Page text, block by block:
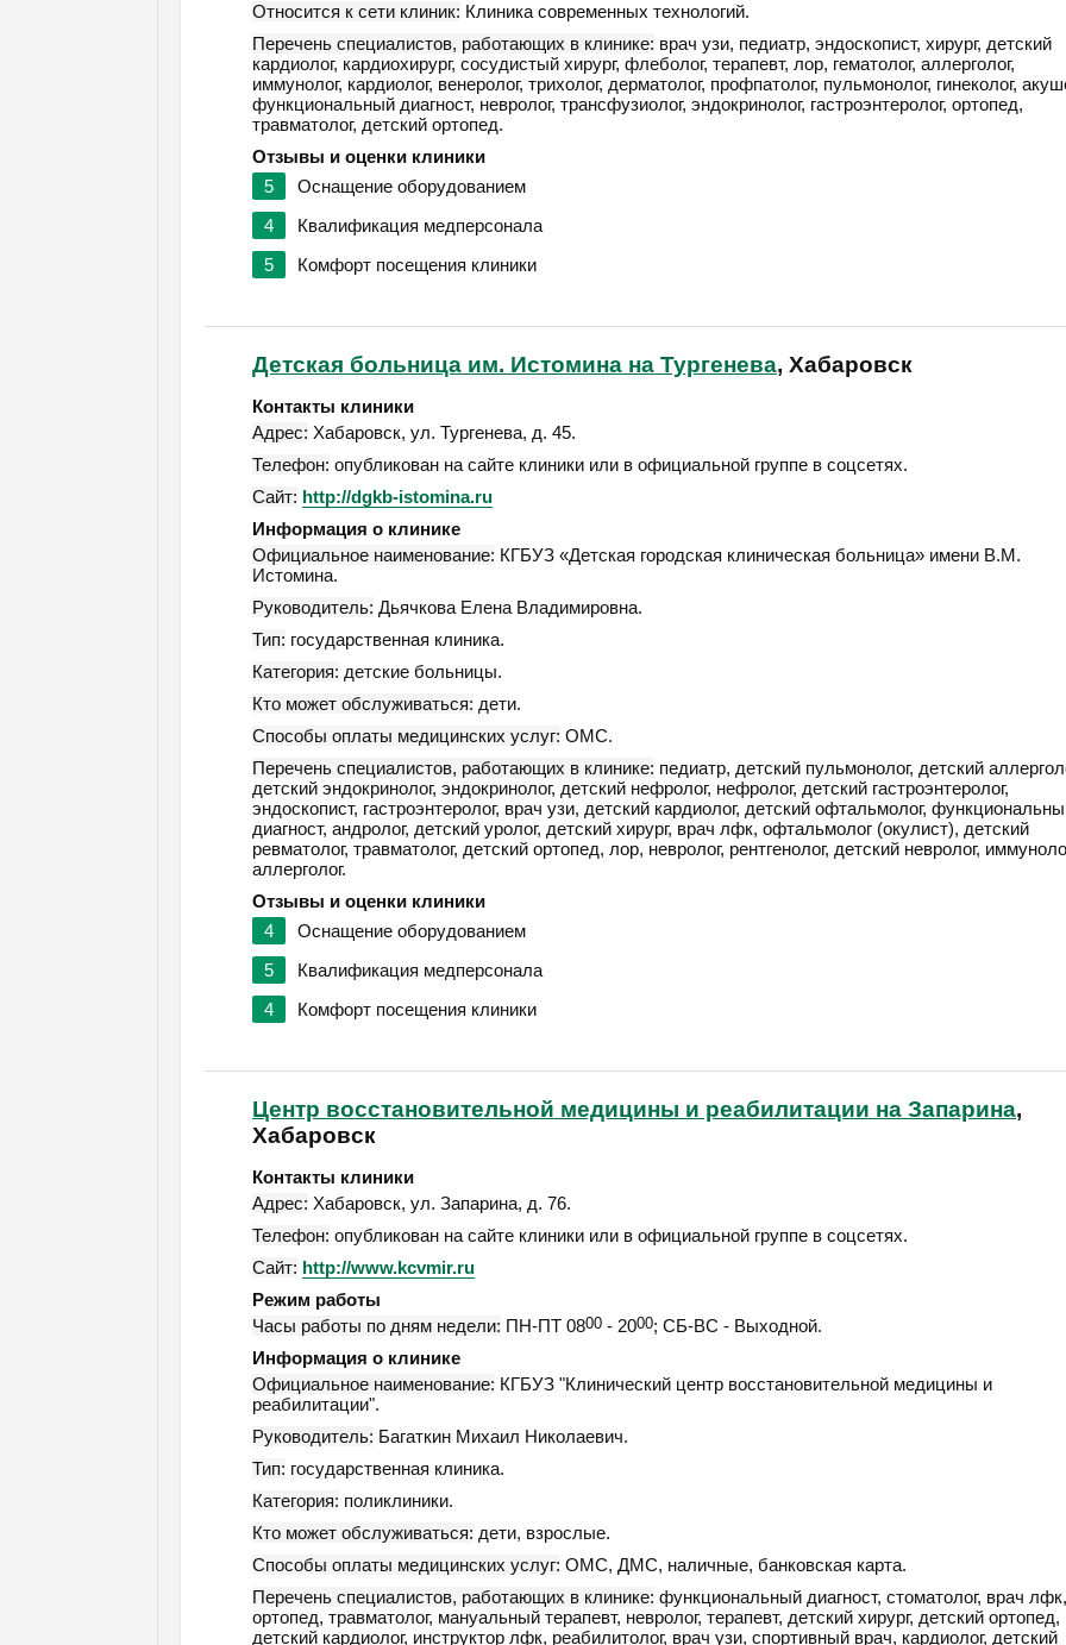
Относится к сети клиник: Клиника современных технологий.
Перечень специалистов, работающих в клинике: врач узи, педиатр, эндоскопист, хирург, детский
кардиолог, кардиохирург, сосудистый хирург, флеболог, терапевт, лор, гематолог, аллерголог,
иммунолог, кардиолог, венеролог, трихолог, дерматолог, профпатолог, пульмонолог, гинеколог,
функциональный диагност, невролог, трансфузиолог, эндокринолог, гастроэнтеролог, ортопед,
травматолог, детский ортопед.
Отзывы и оценки клиники
5
Оснащение оборудованием
4
Квалификация медперсонала
5
Комфорт посещения клиники
Детская больница им. Истомина на Тургенева, Хабаровск
Контакты клиники
Адрес: Хабаровск, ул. Тургенева, д. 45.
Телефон: опубликован на сайте клиники или в официальной группе в соцсетях.
Сайт: http://dgkb-istomina.ru
Информация о клинике
Официальное наименование: КГБУЗ «Детская городская клиническая больница» имени В.М.
Истомина.
Руководитель: Дьячкова Елена Владимировна.
Тип: государственная клиника.
Категория: детские больницы.
Кто может обслуживаться: дети.
Способы оплаты медицинских услуг: ОМС.
Перечень специалистов, работающих в клинике: педиатр, детский пульмонолог, детский
детский эндокринолог, эндокринолог, детский нефролог, нефролог, детский гастроэнтеролог,
эндоскопист, гастроэнтеролог, врач узи, детский кардиолог, детский офтальмолог,
диагност, андролог, детский уролог, детский хирург, врач лфк, офтальмолог (окулист), детский
ревматолог, травматолог, детский ортопед, лор, невролог, рентгенолог, детский невролог,
аллерголог.
Отзывы и оценки клиники
4
Оснащение оборудованием
5
Квалификация медперсонала
4
Комфорт посещения клиники
Центр восстановительной медицины и реабилитации на Запарина,
Хабаровск
Контакты клиники
Адрес: Хабаровск, ул. Запарина, д. 76.
Телефон: опубликован на сайте клиники или в официальной группе в соцсетях.
Сайт: http://www.kcvmir.ru
Режим работы
Часы работы по дням недели: ПН-ПТ 0800 - 2000; СБ-ВС - Выходной.
Информация о клинике
Официальное наименование: КГБУЗ "Клинический центр восстановительной медицины и
реабилитации".
Руководитель: Багаткин Михаил Николаевич.
Тип: государственная клиника.
Категория: поликлиники.
Кто может обслуживаться: дети, взрослые.
Способы оплаты медицинских услуг: ОМС, ДМС, наличные, банковская карта.
Перечень специалистов, работающих в клинике: функциональный диагност, стоматолог, врач лфк,
ортопед, травматолог, мануальный терапевт, невролог, терапевт, детский хирург, детский ортопед,
детский кардиолог, инструктор лфк, реабилитолог, врач узи, спортивный врач, кардиолог, детский